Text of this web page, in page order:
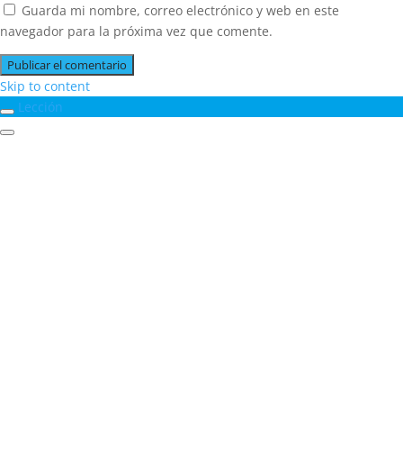
Guarda mi nombre, correo electrónico y web en este
navegador para la próxima vez que comente.
Skip to content
Lección